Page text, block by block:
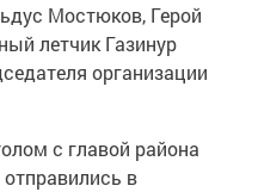
Мостюков, Герой
летчик Газинур
организации
с главой района
в